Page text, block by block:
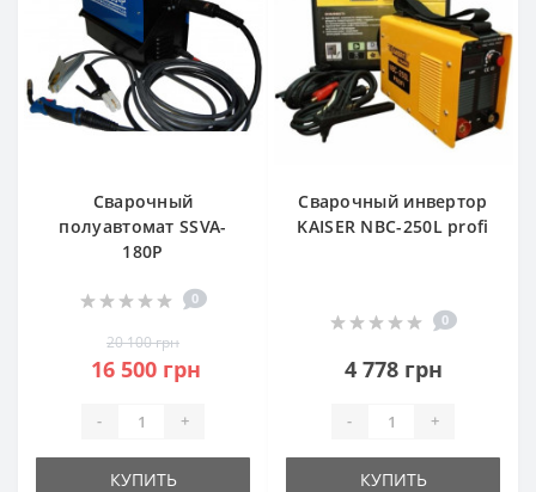
Сварочный
полуавтомат SSVA-
180P
0
20 100 грн
16 500 грн
- +
КУПИТЬ
Сварочный инвертор
KAISER NBC-250L profi
0
4 778 грн
- +
КУПИТЬ